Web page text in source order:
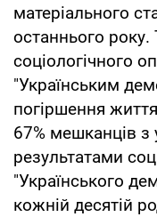
матеріального
останнього року.
соціологічного
"Українським
погіршення
67% мешканців з
результатами
"Українського
кожній десятій